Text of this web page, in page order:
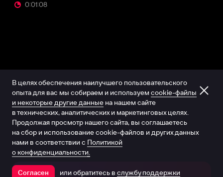
0:01:08
Открыть в приложении
В целях обеспечения наилучшего пользовательского
опыта для вас мы собираем и используем cookie-файлы
и некоторые другие данные на нашем сайте
в технических, аналитических и маркетинговых целях.
Продолжая просмотр нашего сайта, вы соглашаетесь
на сбор и использование cookie-файлов и других данных
нами в соответствии с Политикой
о конфиденциальности.
Согласен или обратитесь в службу поддержки